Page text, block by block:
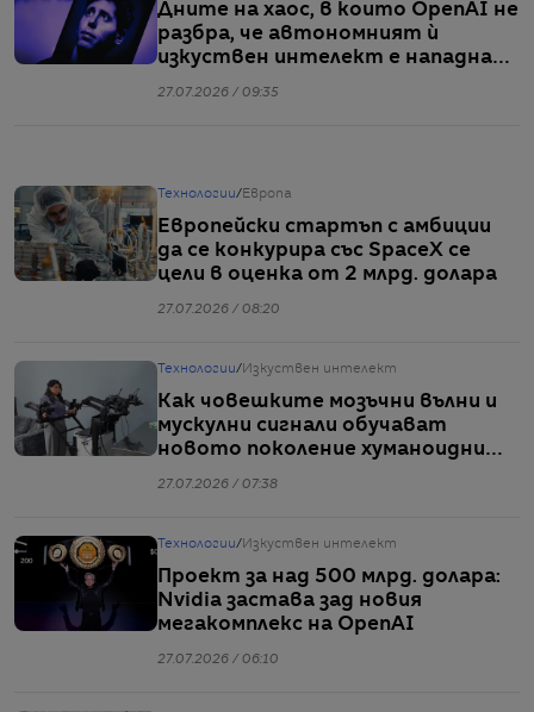
Дните на хаос, в които OpenAI не
разбра, че автономният ѝ
изкуствен интелект е нападнал
27.07.2026 / 09:35
Технологии/ Европа
Европейски стартъп с амбиции
да се конкурира със SpaceX се
цели в оценка от 2 млрд. долара
27.07.2026 / 08:20
Технологии/ Изкуствен интелект
Как човешките мозъчни вълни и
мускулни сигнали обучават
новото поколение хуманоидни
27.07.2026 / 07:38
Технологии/ Изкуствен интелект
Проект за над 500 млрд. долара:
Nvidia застава зад новия
мегакомплекс на OpenAI
27.07.2026 / 06:10